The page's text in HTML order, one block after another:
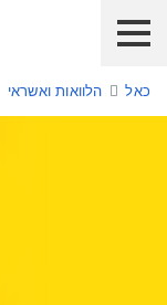
לקוח כאל כאל הלוואות ואשראי